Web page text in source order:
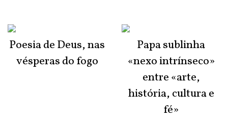
Poesia de Deus, nas
vésperas do fogo
Papa sublinha
«nexo intrínseco»
entre «arte,
história, cultura e
fé»